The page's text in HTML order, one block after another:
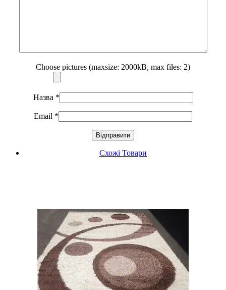
Choose pictures (maxsize: 2000kB, max files: 2)
Назва *
Email *
Схожі Товари